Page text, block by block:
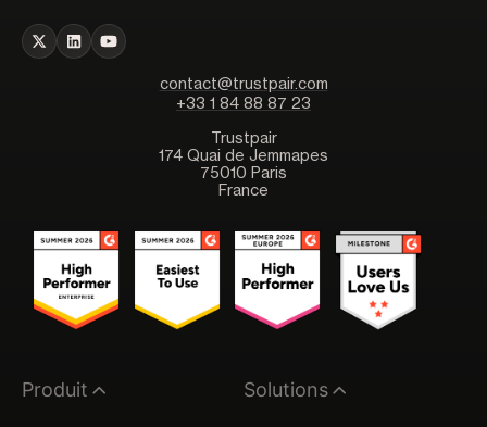
contact@trustpair.com
+33 1 84 88 87 23
Trustpair
174 Quai de Jemmapes
75010 Paris
France
Produit Solutions